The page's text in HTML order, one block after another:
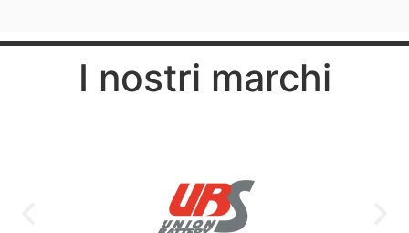
I nostri marchi